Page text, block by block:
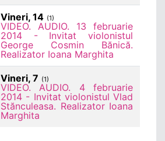
Vineri, 14 (1)
VIDEO. AUDIO. 13 februarie
2014 - Invitat violonistul
George Cosmin Bănică.
Realizator Ioana Marghita
Vineri, 7 (1)
VIDEO. AUDIO. 4 februarie
2014 - Invitat violonistul Vlad
Stănculeasa. Realizator Ioana
Marghita